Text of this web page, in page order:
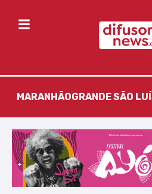
MARANHÃOGRANDE SÃO